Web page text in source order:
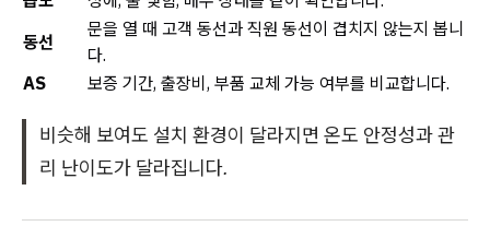
동선
문을 열 때 고객 동선과 직원 동선이 겹치지 않는지 봅니
다.
AS
보증 기간, 출장비, 부품 교체 가능 여부를 비교합니다.
비슷해 보여도 설치 환경이 달라지면 온도 안정성과 관
리 난이도가 달라집니다.